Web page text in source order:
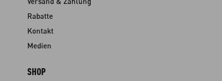
Rabatte
Kontakt
Medien
SHOP